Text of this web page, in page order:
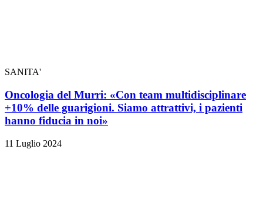
SANITA'
Oncologia del Murri: «Con team multidisciplinare
+10% delle guarigioni. Siamo attrattivi, i pazienti
hanno fiducia in noi»
11 Luglio 2024